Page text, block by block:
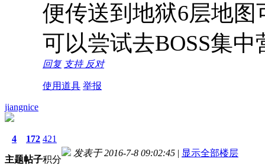
便传送到地狱6层地
可以尝试去BOSS集
回复 支持 反对
使用道具 举报
jiangnice
4
主题
172
帖子
421
积分
发表于 2016-7-8 09:02:45 | 显示全部楼层